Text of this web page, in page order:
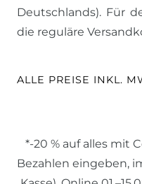
Deutschlands). Für
die reguläre
ALLE PREISE INKL.
*-20 % auf alles mit
Bezahlen eingeben,